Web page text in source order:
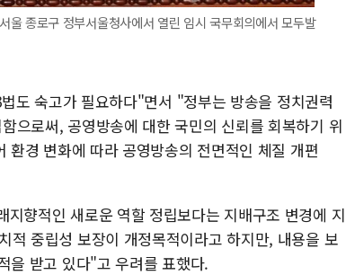
종로구 정부서울청사에서 열린 임시 국무회의에서 모두발
도 숙고가 필요하다"면서 "정부는 방송을 정치권력
으로써, 공영방송에 대한 국민의 신뢰를 회복하기 위
경 변화에 따라 공영방송의 전면적인 체질 개편
향적인 새로운 역할 정립보다는 지배구조 변경에 지
중립성 보장이 개정목적이라고 하지만, 내용을 보
을 받고 있다"고 우려를 표했다.